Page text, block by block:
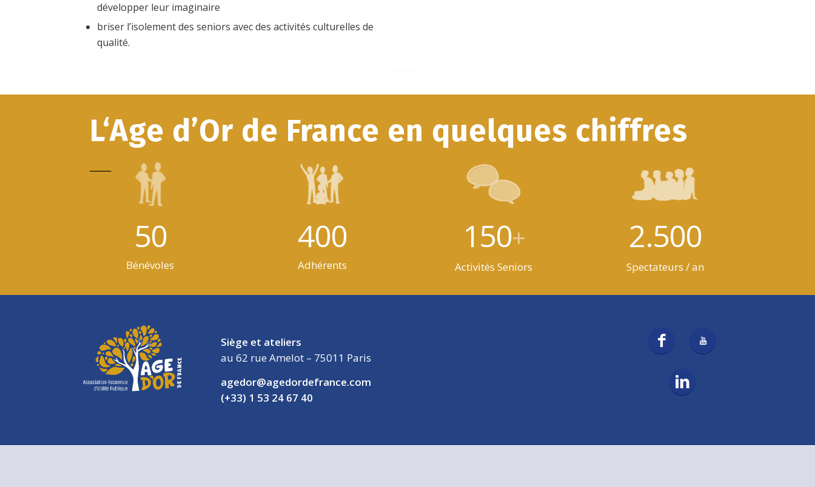
développer leur imaginaire
briser l’isolement des seniors avec des activités culturelles de
qualité.
L‘Age d’Or de France en quelques chiffres
50
Bénévoles
400
Adhérents
150+
Activités Seniors
2.500
Spectateurs / an
Siège et ateliers
au 62 rue Amelot – 75011 Paris
agedor@agedordefrance.com
(+33) 1 53 24 67 40